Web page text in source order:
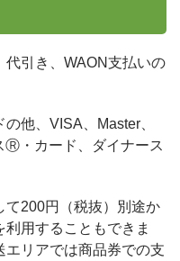
引き、WAON支払いの
他、VISA、Master、
Ⓡ・カード、ダイナース
て200円（税抜）別途か
用することもできま
リアでは商品券での支